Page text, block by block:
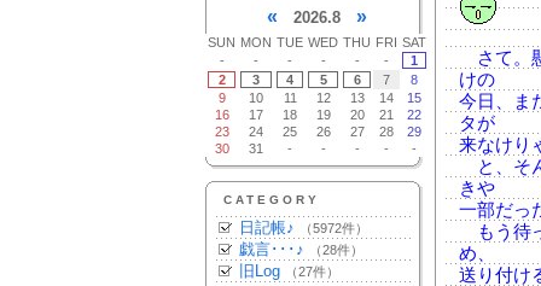
« 2026.8 »
SUN MON TUE WED THU FRI SAT
-
- - - - -
1
2
3 4 5 6 7
8
9
10 11 12 13 14
15
16
17 18 19 20 21
22
23
24 25 26 27 28
29
30
31 - - - - -
CATEGORY
日記帳♪ （5972件）
戯言･･･♪ （28件）
旧Log （27件）
さて。
けの
今日、ま
タが
来なけり
と、そ
きや
一部だっ
もう待
め、
送り付け